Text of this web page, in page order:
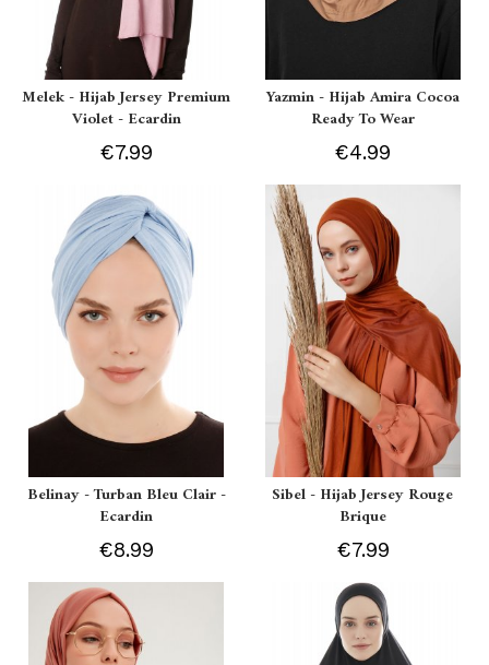
Melek - Hijab Jersey Premium
Violet - Ecardin
€7.99
Yazmin - Hijab Amira Cocoa
Ready To Wear
€4.99
Belinay - Turban Bleu Clair -
Ecardin
€8.99
Sibel - Hijab Jersey Rouge
Brique
€7.99